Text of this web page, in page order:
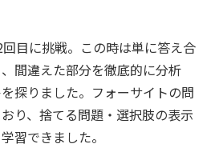
目に挑戦。この時は単に答え合
間違えた部分を徹底的に分析
探りました。フォーサイトの問
り、捨てる問題・選択肢の表示
習できました。